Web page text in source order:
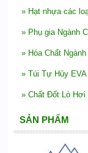
» Hạt nhựa các
» Phụ gia Ngành
» Hóa Chất
» Túi Tự Hủy EVA
» Chất Đốt Lò Hơi
SẢN PHẨM